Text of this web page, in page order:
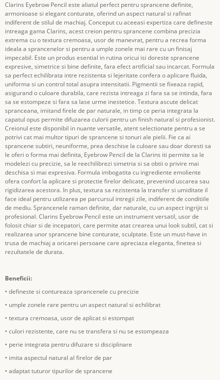
Clarins Eyebrow Pencil este aliatul perfect pentru sprancene definite,
armonioase si elegant conturate, oferind un aspect natural si rafinat
indiferent de stilul de machiaj. Conceput cu aceeasi expertiza care defineste
intreaga gama Clarins, acest creion pentru sprancene combina precizia
extrema cu o textura cremoasa, usor de manevrat, pentru a recrea forma
ideala a sprancenelor si pentru a umple zonele mai rare cu un finisaj
impecabil. Este un produs esential in rutina oricui isi doreste sprancene
expresive, simetrice si bine definite, fara efect artificial sau incarcat. Formula
sa perfect echilibrata intre rezistenta si lejeritate confera o aplicare fluida,
uniforma si un control total asupra intensitatii. Pigmentii se fixeaza rapid,
asigurand o culoare durabila, care rezista intreaga zi fara sa se intinda, fara
sa se estompeze si fara sa lase urme inestetice. Textura ascute delicat
spranceana, imitand firele de par naturale, in timp ce peria integrata la
capatul opus permite difuzarea culorii pentru un finish natural si profesionist.
Creionul este disponibil in nuante versatile, atent selectionate pentru a se
potrivi cat mai multor tipuri de sprancene si tonuri ale pielii. Fie ca ai
sprancene subtiri, neuniforme, prea deschise la culoare sau doar doresti sa
le oferi o forma mai definita, Eyebrow Pencil de la Clarins iti permite sa le
modelezi cu precizie, sa le reechilibrezi simetria si sa obtii o privire mai
deschisa si mai expresiva. Formula imbogatita cu ingrediente emoliente
ofera confort la aplicare si protectie firelor delicate, prevenind uscarea sau
rigidizarea acestora. In plus, textura sa rezistenta la transfer si umiditate il
face ideal pentru utilizarea pe parcursul intregii zile, indiferent de conditiile
de mediu. Sprancenele raman definite, dar naturale, cu un aspect ingrijit si
profesional. Clarins Eyebrow Pencil este un instrument versatil, usor de
folosit chiar si de incepatori, care permite atat crearea unui look subtil, cat si
realizarea unor sprancene bine conturate, sculptate. Este un must-have in
trusa de machiaj a oricarei persoane care apreciaza eleganta, finetea si
rezultatele de durata.
Beneficii:
• defineste si contureaza sprancenele cu precizie
• umple zonele rare pentru un aspect natural si echilibrat
• textura cremoasa, usor de aplicat si estompat
• culori rezistente, care nu se transfera si nu se estompeaza
• perie integrata pentru difuzare si disciplinare
• imita aspectul natural al firelor de par
• adaptat tuturor tipurilor de sprancene